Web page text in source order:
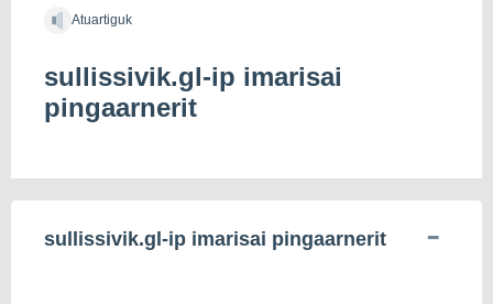
Atuartiguk
sullissivik.gl-ip imarisai
pingaarnerit
sullissivik.gl-ip imarisai pingaarnerit